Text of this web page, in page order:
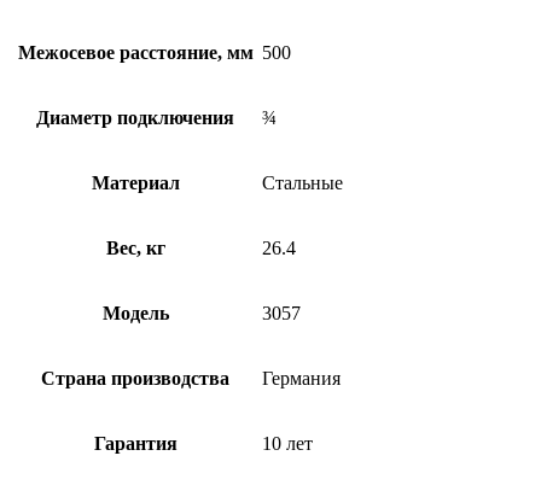
Межосевое расстояние, мм 500
Диаметр подключения ¾
Материал Стальные
Вес, кг 26.4
Модель 3057
Страна производства Германия
Гарантия 10 лет